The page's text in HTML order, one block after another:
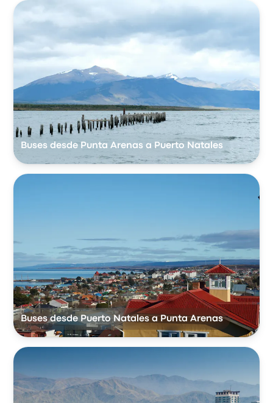
Buses desde Punta Arenas a Puerto Natales
Buses desde Puerto Natales a Punta Arenas